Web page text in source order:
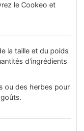
le Cookeo et
la taille et du poids
d'ingrédients
ou des herbes pour